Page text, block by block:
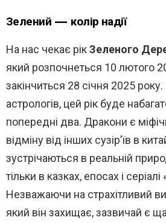
Зелений — колір надії
На нас чекає рікЗеленого
який розпочнеться 10 лютого
закінчиться 28 січня 2025
астрологів, цей рік буде
попередні два. Дракони є
відміну від інших сузір’їв в
зустрічаються в реальній
тільки в казках, епосах і серіалі
Незважаючи на страхітливий
який він захищає, зазвичай є